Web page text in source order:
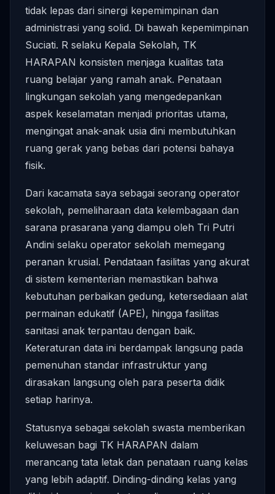
tidak lepas dari sinergi kepemimpinan dan
administrasi yang solid. Di bawah kepemimpinan
Suciati. R selaku Kepala Sekolah, TK
HARAPAN konsisten menjaga kualitas tata
ruang belajar yang ramah anak. Penataan
lingkungan sekolah yang mengedepankan
aspek keselamatan menjadi prioritas utama,
mengingat anak-anak usia dini membutuhkan
ruang gerak yang bebas dari potensi bahaya
fisik.
Dari kacamata saya sebagai seorang operator
sekolah, pemeliharaan data kelembagaan dan
sarana prasarana yang diampu oleh Tri Putri
Andini selaku operator sekolah memegang
peranan krusial. Pendataan fasilitas yang akurat
di sistem kementerian memastikan bahwa
kebutuhan perbaikan gedung, ketersediaan alat
permainan edukatif (APE), hingga fasilitas
sanitasi anak terpantau dengan baik.
Keteraturan data ini berdampak langsung pada
pemenuhan standar infrastruktur yang
dirasakan langsung oleh para peserta didik
setiap harinya.
Statusnya sebagai sekolah swasta memberikan
keluwesan bagi TK HARAPAN dalam
merancang tata letak dan penataan ruang kelas
yang lebih adaptif. Dinding-dinding kelas yang